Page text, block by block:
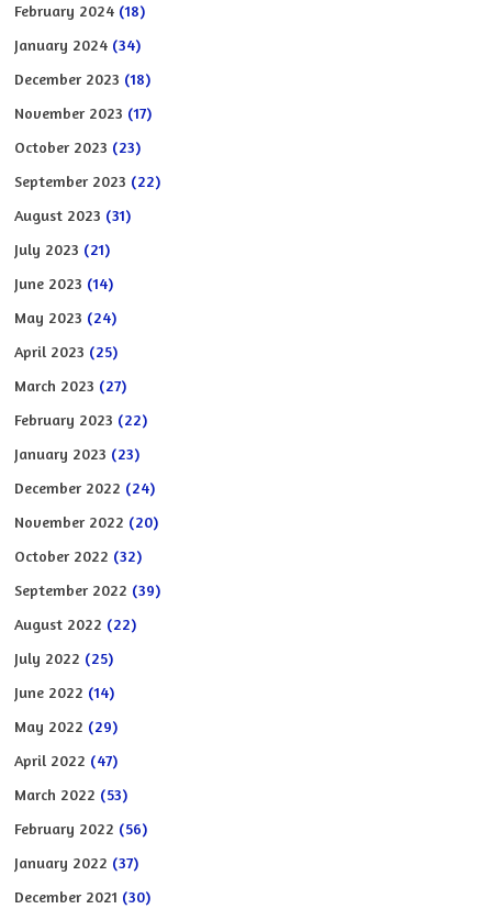
February 2024 (18)
January 2024 (34)
December 2023 (18)
November 2023 (17)
October 2023 (23)
September 2023 (22)
August 2023 (31)
July 2023 (21)
June 2023 (14)
May 2023 (24)
April 2023 (25)
March 2023 (27)
February 2023 (22)
January 2023 (23)
December 2022 (24)
November 2022 (20)
October 2022 (32)
September 2022 (39)
August 2022 (22)
July 2022 (25)
June 2022 (14)
May 2022 (29)
April 2022 (47)
March 2022 (53)
February 2022 (56)
January 2022 (37)
December 2021 (30)